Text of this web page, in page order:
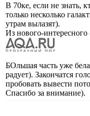
В 70ке, если не знать,
только несколько
утрам вылазят).
Из нового-
БОльшая часть уже
радует). Закончатся
пробовать вывести
Спасибо за внимание).